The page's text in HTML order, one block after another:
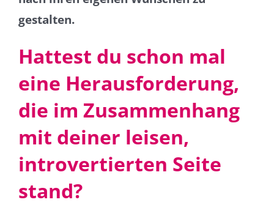
gestalten.
Hattest du schon mal
eine Herausforderung,
die im Zusammenhang
mit deiner leisen,
introvertierten Seite
stand?